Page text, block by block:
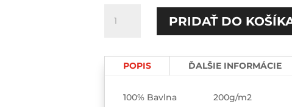
Víno
PRIDAŤ DO
POPIS ĎALŠIE INFORMÁCIE
100% Bavlna 200g/m2